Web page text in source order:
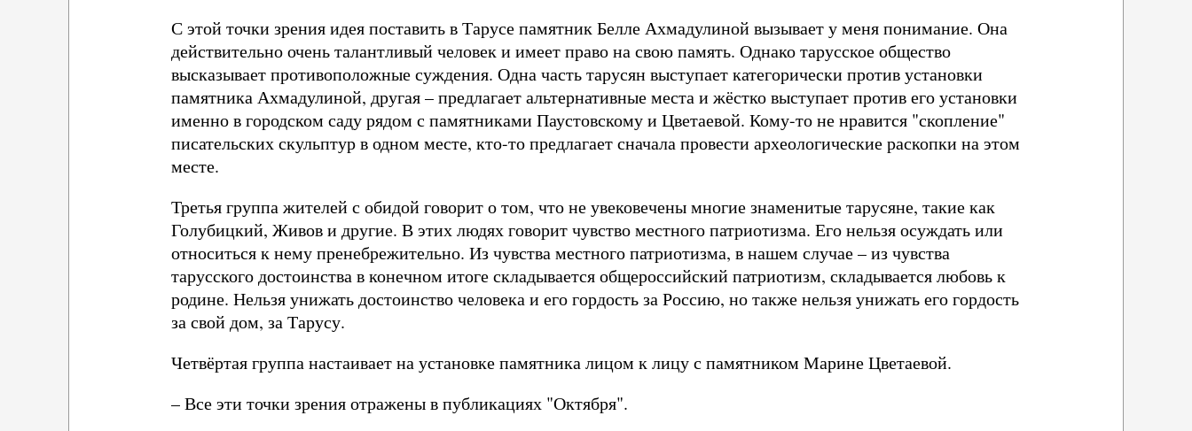
С этой точки зрения идея поставить в Тарусе памятник Белле Ахмадулиной вызывает у меня понимание. Она
действительно очень талантливый человек и имеет право на свою память. Однако тарусское общество
высказывает противоположные суждения. Одна часть тарусян выступает категорически против установки
памятника Ахмадулиной, другая – предлагает альтернативные места и жёстко выступает против его установки
именно в городском саду рядом с памятниками Паустовскому и Цветаевой. Кому-то не нравится "скопление"
писательских скульптур в одном месте, кто-то предлагает сначала провести археологические раскопки на этом
месте.
Третья группа жителей с обидой говорит о том, что не увековечены многие знаменитые тарусяне, такие как
Голубицкий, Живов и другие. В этих людях говорит чувство местного патриотизма. Его нельзя осуждать или
относиться к нему пренебрежительно. Из чувства местного патриотизма, в нашем случае – из чувства
тарусского достоинства в конечном итоге складывается общероссийский патриотизм, складывается любовь к
родине. Нельзя унижать достоинство человека и его гордость за Россию, но также нельзя унижать его гордость
за свой дом, за Тарусу.
Четвёртая группа настаивает на установке памятника лицом к лицу с памятником Марине Цветаевой.
– Все эти точки зрения отражены в публикациях "Октября".